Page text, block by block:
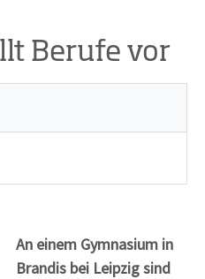
Berufe vor
An einem Gymnasium in
Brandis bei Leipzig sind